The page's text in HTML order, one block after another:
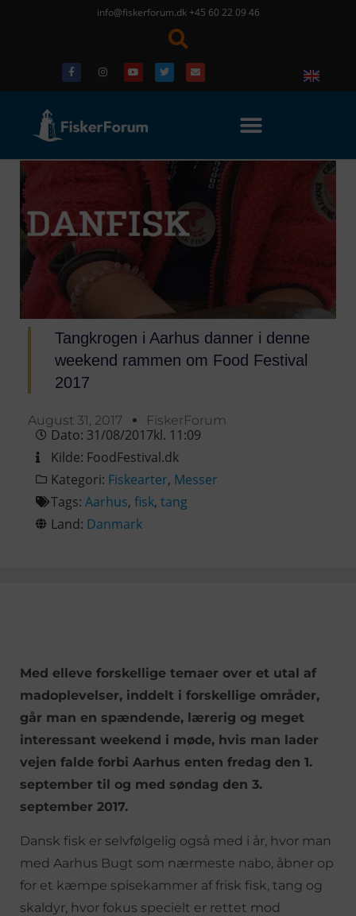
info@fiskerforum.dk +45 60 22 09 46
Tangkrogen i Aarhus danner i denne
weekend rammen om Food Festival
2017
August 31, 2017 FiskerForum
Dato: 31/08/2017kl. 11:09
Kilde: FoodFestival.dk
Kategori: Fiskearter, Messer
Tags: Aarhus, fisk, tang
Land: Danmark
Med elleve forskellige temaer over et utal af
madoplevelser, inddelt i forskellige områder,
går man en spændende, lærerig og meget
interessant weekend i møde, hvis man lader
vejen falde forbi Aarhus enten fredag den 1.
september til og med søndag den 3.
september 2017.
Dansk fisk er selvfølgelig også med i år, hvor man
med Aarhus Bugt som nærmeste nabo, åbner op
for et kæmpe spisekammer af frisk fisk, tang og
skaldyr, hvor fokus specielt er rettet mod